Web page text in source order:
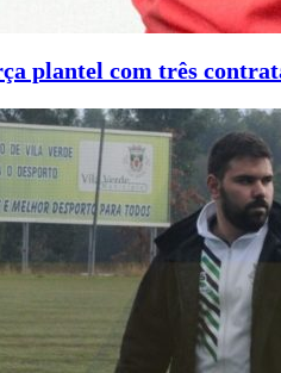
plantel com três